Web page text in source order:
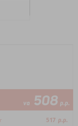
va 508 p.p.
517 p.p.